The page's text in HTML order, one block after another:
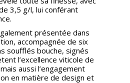
3,5 g/l, lui conférant
présentée dans
accompagnée de six
soufflés bouche, signés
l’excellence viticole de
aussi l’engagement
en matière de design et